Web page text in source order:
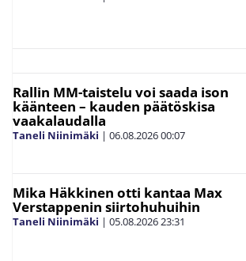
Rallin MM-taistelu voi saada ison
käänteen – kauden päätöskisa
vaakalaudalla
Taneli Niinimäki | 06.08.202600:07
Mika Häkkinen otti kantaa Max
Verstappenin siirtohuhuihin
Taneli Niinimäki | 05.08.202623:31